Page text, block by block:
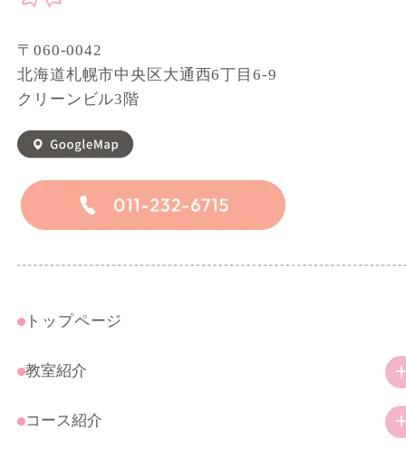
〒060-0042
北海道札幌市中央区大通西6丁目6-9
クリーンビル3階
トップページ
教室紹介
教室の特徴
コース紹介